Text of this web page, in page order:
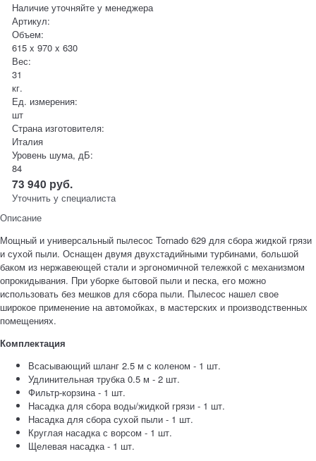
Наличие уточняйте у менеджера
Артикул:
Объем:
615 x 970 x 630
Вес:
31
кг.
Ед. измерения:
шт
Страна изготовителя:
Италия
Уровень шума, дБ:
84
73 940 руб.
Уточнить у специалиста
Описание
Мощный и универсальный пылесос Tornado 629 для сбора жидкой грязи
и сухой пыли. Оснащен двумя двухстадийными турбинами, большой
баком из нержавеющей стали и эргономичной тележкой с механизмом
опрокидывания. При уборке бытовой пыли и песка, его можно
использовать без мешков для сбора пыли. Пылесос нашел свое
широкое применение на автомойках, в мастерских и производственных
помещениях.
Комплектация
Всасывающий шланг 2.5 м с коленом - 1 шт.
Удлинительная трубка 0.5 м - 2 шт.
Фильтр-корзина - 1 шт.
Насадка для сбора воды/жидкой грязи - 1 шт.
Насадка для сбора сухой пыли - 1 шт.
Круглая насадка с ворсом - 1 шт.
Щелевая насадка - 1 шт.